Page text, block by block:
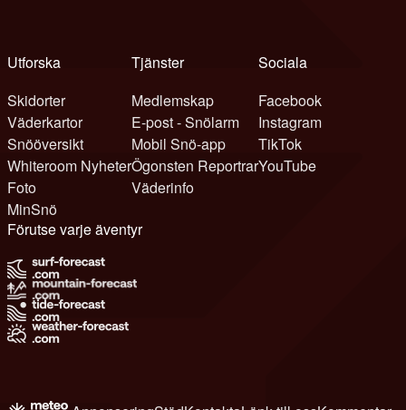
Utforska
Skidorter
Väderkartor
Snööversikt
Whiteroom Nyheter
Foto
MinSnö
Tjänster
Medlemskap
E-post - Snölarm
Mobil Snö-app
Ögonsten Reportrar
Väderinfo
Sociala
Facebook
Instagram
TikTok
YouTube
Förutse varje äventyr